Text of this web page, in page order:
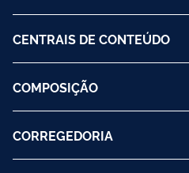
CENTRAIS DE CONTEÚDO
COMPOSIÇÃO
CORREGEDORIA